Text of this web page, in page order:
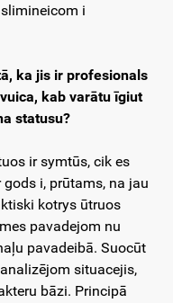
i
ka jis ir profesionals
kab varātu īgiut
statusu?
ir symtūs, cik es
i, prūtams, na jau
kotrys ūtruos
pavadejom nu
pavadeibā. Suocūt
situacejis,
bāzi. Principā